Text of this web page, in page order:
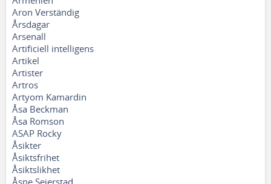
Aron Verständig
Årsdagar
Arsenall
Artificiell intelligens
Artikel
Artister
Artros
Artyom Kamardin
Åsa Beckman
Åsa Romson
ASAP Rocky
Åsikter
Åsiktsfrihet
Åsiktslikhet
Åsne Seierstad